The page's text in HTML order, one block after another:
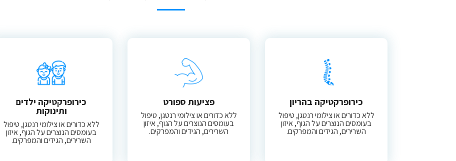
כירופרקטיקה בהריון
ללא כדורים או צילומי רנטגן, טיפול
בעומסים הנוצרים על הגוף, איזון
השרירים, הגידים והמפרקים.​
פציעות ספורט
ללא כדורים או צילומי רנטגן, טיפול
בעומסים הנוצרים על הגוף, איזון
השרירים, הגידים והמפרקים.​
כירופרקטיקה ילדים
ותינוקות
ללא כדורים או צילומי רנטגן, טיפול
בעומסים הנוצרים על הגוף, איזון
השרירים, הגידים והמפרקים.​